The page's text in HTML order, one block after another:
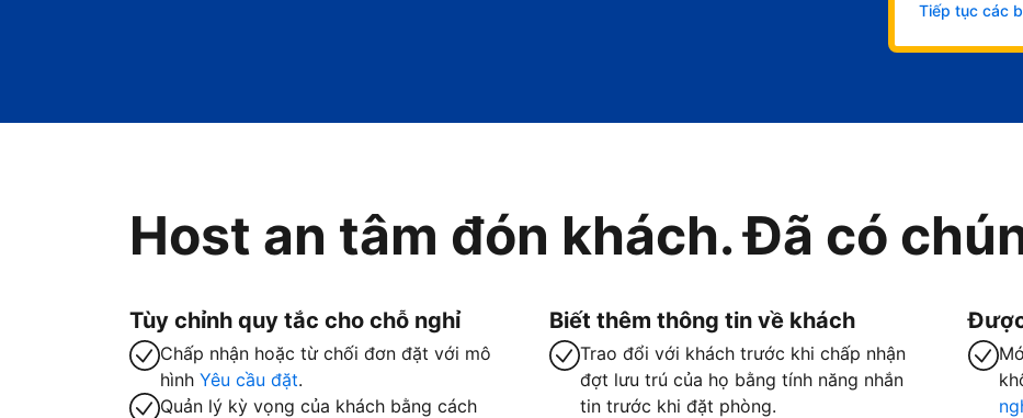
Tiếp tục các
Host an tâm đón khách. Đã có
Tùy chỉnh quy tắc cho chỗ nghỉ
Chấp nhận hoặc từ chối đơn đặt với mô
hình Yêu cầu đặt.
Quản lý kỳ vọng của khách bằng cách
Biết thêm thông tin về khách
Trao đổi với khách trước khi chấp nhận
đợt lưu trú của họ bằng tính năng nhắn
tin trước khi đặt phòng.